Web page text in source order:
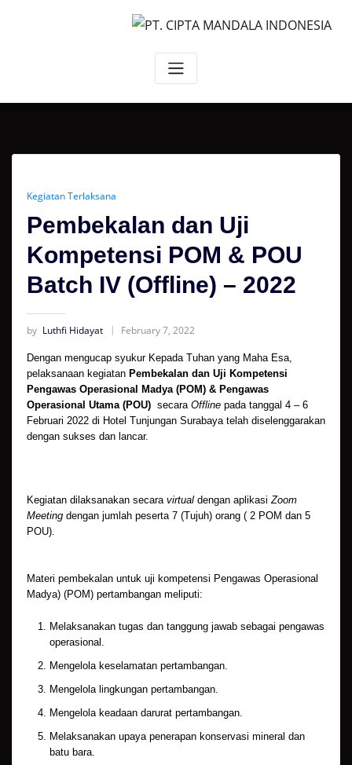
Kegiatan Terlaksana
Pembekalan dan Uji
Kompetensi POM & POU
Batch IV (Offline) – 2022
by Luthfi Hidayat February 7, 2022
Dengan mengucap syukur Kepada Tuhan yang Maha Esa,
pelaksanaan kegiatan Pembekalan dan Uji Kompetensi
Pengawas Operasional Madya (POM) & Pengawas
Operasional Utama (POU) secara Offlinepada tanggal 4 – 6
Februari 2022 di Hotel Tunjungan Surabaya telah diselenggarakan
dengan sukses dan lancar.
Kegiatan dilaksanakan secara virtualdengan aplikasi Zoom
Meetingdengan jumlah peserta 7 (Tujuh) orang ( 2 POM dan 5
POU).
Materi pembekalan untuk uji kompetensi Pengawas Operasional
Madya) (POM) pertambangan meliputi:
Melaksanakan tugas dan tanggung jawab sebagai pengawas
operasional.
Mengelola keselamatan pertambangan.
Mengelola lingkungan pertambangan.
Mengelola keadaan darurat pertambangan.
Melaksanakan upaya penerapan konservasi mineral dan
batu bara.